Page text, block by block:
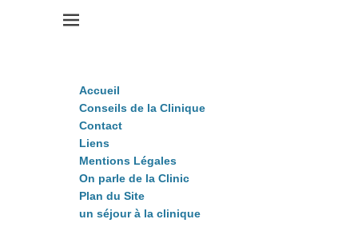
Accueil
Conseils de la Clinique
Contact
Liens
Mentions Légales
On parle de la Clinic
Plan du Site
un séjour à la clinique